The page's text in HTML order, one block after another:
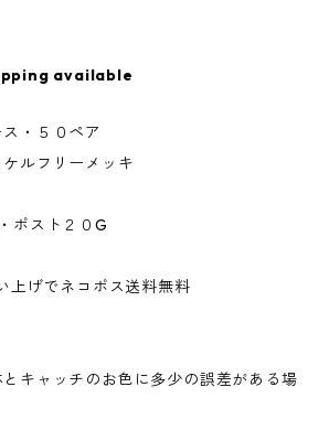
available
・５０ペア
ルフリーメッキ
ポスト２０G
上げでネコポス送料無料
キャッチのお色に多少の誤差がある場